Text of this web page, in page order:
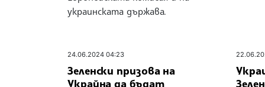
украинската държава.
24.06.2024 04:23
Зеленски призова на
Украйна да бъдат